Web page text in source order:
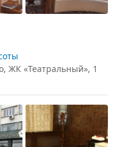
ЖК «Театральный», 1